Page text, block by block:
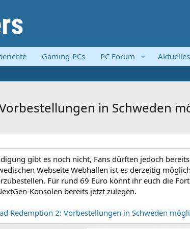
Gaming-PCs PC Forum Aktuelles
in Schweden
gibt es noch nicht, Fans dürften jedoch
Webseite Webhallen ist es derzeitig
Für rund 69 Euro könnt ihr euch die
Konsolen bereits jetzt zulegen.
Redemption 2: Vorbestellungen in Schweden